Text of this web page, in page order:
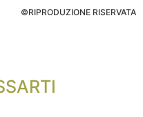
©RIPRODUZIONE RISERVATA